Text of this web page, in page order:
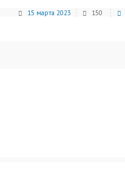
15 марта 2023 150